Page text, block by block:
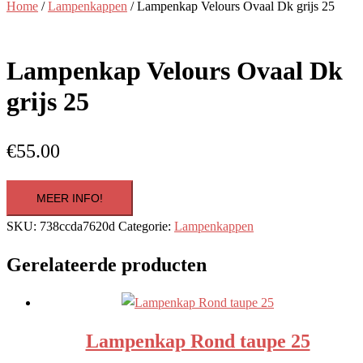
Home /Lampenkappen / Lampenkap Velours Ovaal Dk grijs 25
Lampenkap Velours Ovaal Dk
grijs 25
€55.00
MEER INFO!
SKU: 738ccda7620d Categorie: Lampenkappen
Gerelateerde producten
Lampenkap Rond taupe 25